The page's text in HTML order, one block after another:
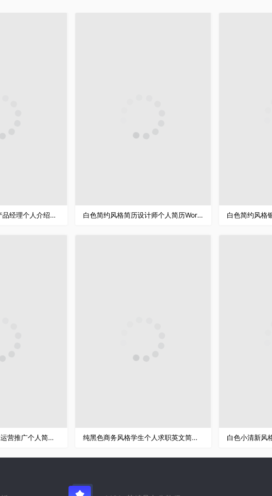
蓝色大气销售经理 产品经理个人介绍Word求职简历模板 白色简约风格简历设计师个人简历Word模板
蓝色简约社会化媒体运营推广个人简历Word模板 纯黑色商务风格学生个人求职英文简历Word模板